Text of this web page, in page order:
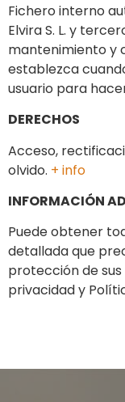
Fichero interno
Elvira S. L. y
mantenimiento y
establezca
usuario para
DERECHOS
Acceso,
olvido. + info
INFORMACIÓN
Puede obtener
detallada que
protección de
privacidad y